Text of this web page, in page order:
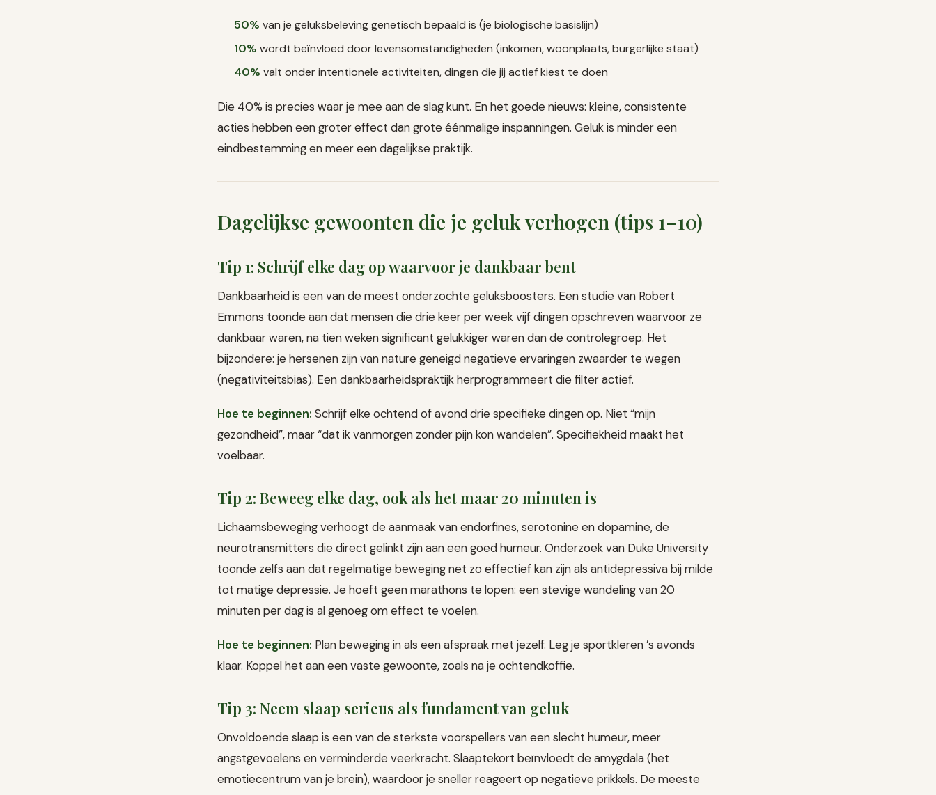
50% van je geluksbeleving genetisch bepaald is (je biologische basislijn)
10% wordt beïnvloed door levensomstandigheden (inkomen, woonplaats, burgerlijke staat)
40% valt onder intentionele activiteiten, dingen die jij actief kiest te doen
Die 40% is precies waar je mee aan de slag kunt. En het goede nieuws: kleine, consistente
acties hebben een groter effect dan grote éénmalige inspanningen. Geluk is minder een
eindbestemming en meer een dagelijkse praktijk.
Dagelijkse gewoonten die je geluk verhogen (tips 1–10)
Tip 1: Schrijf elke dag op waarvoor je dankbaar bent
Dankbaarheid is een van de meest onderzochte geluksboosters. Een studie van Robert
Emmons toonde aan dat mensen die drie keer per week vijf dingen opschreven waarvoor ze
dankbaar waren, na tien weken significant gelukkiger waren dan de controlegroep. Het
bijzondere: je hersenen zijn van nature geneigd negatieve ervaringen zwaarder te wegen
(negativiteitsbias). Een dankbaarheidspraktijk herprogrammeert die filter actief.
Hoe te beginnen: Schrijf elke ochtend of avond drie specifieke dingen op. Niet “mijn
gezondheid”, maar “dat ik vanmorgen zonder pijn kon wandelen”. Specifiekheid maakt het
voelbaar.
Tip 2: Beweeg elke dag, ook als het maar 20 minuten is
Lichaamsbeweging verhoogt de aanmaak van endorfines, serotonine en dopamine, de
neurotransmitters die direct gelinkt zijn aan een goed humeur. Onderzoek van Duke University
toonde zelfs aan dat regelmatige beweging net zo effectief kan zijn als antidepressiva bij milde
tot matige depressie. Je hoeft geen marathons te lopen: een stevige wandeling van 20
minuten per dag is al genoeg om effect te voelen.
Hoe te beginnen: Plan beweging in als een afspraak met jezelf. Leg je sportkleren ’s avonds
klaar. Koppel het aan een vaste gewoonte, zoals na je ochtendkoffie.
Tip 3: Neem slaap serieus als fundament van geluk
Onvoldoende slaap is een van de sterkste voorspellers van een slecht humeur, meer
angstgevoelens en verminderde veerkracht. Slaaptekort beïnvloedt de amygdala (het
emotiecentrum van je brein), waardoor je sneller reageert op negatieve prikkels. De meeste